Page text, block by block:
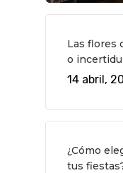
Las flores
o
14 abril,
¿Cómo
tus